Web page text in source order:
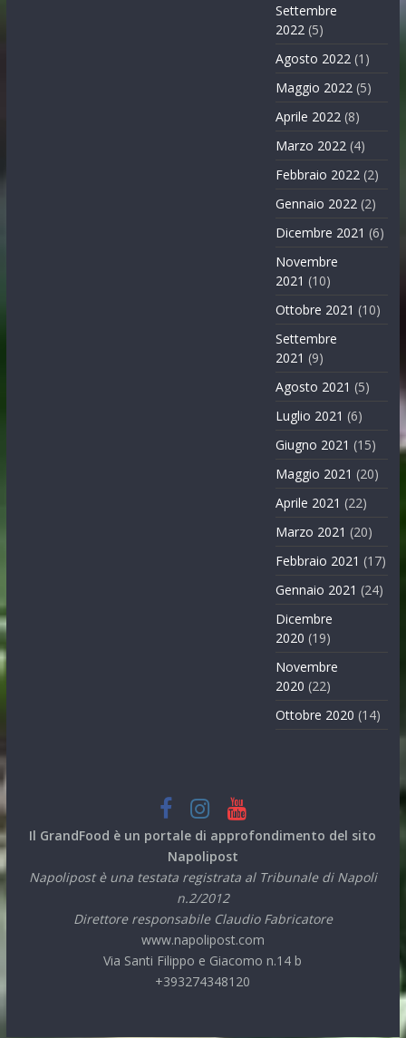
Settembre
2022 (5)
Agosto 2022 (1)
Maggio 2022 (5)
Aprile 2022 (8)
Marzo 2022 (4)
Febbraio 2022 (2)
Gennaio 2022 (2)
Dicembre 2021 (6)
Novembre
2021 (10)
Ottobre 2021 (10)
Settembre
2021 (9)
Agosto 2021 (5)
Luglio 2021 (6)
Giugno 2021 (15)
Maggio 2021 (20)
Aprile 2021 (22)
Marzo 2021 (20)
Febbraio 2021 (17)
Gennaio 2021 (24)
Dicembre
2020 (19)
Novembre
2020 (22)
Ottobre 2020 (14)
Il GrandFood è un portale di approfondimento del sito
Napolipost
Napolipost è una testata registrata al Tribunale di Napoli
n.2/2012
Direttore responsabile Claudio Fabricatore
www.napolipost.com
Via Santi Filippo e Giacomo n.14 b
+393274348120